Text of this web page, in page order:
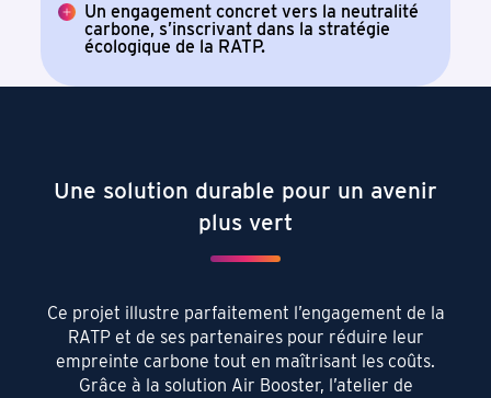
Un engagement concret vers la neutralité
carbone, s’inscrivant dans la stratégie
écologique de la RATP.
Une solution durable pour un avenir
plus vert
Ce projet illustre parfaitement l’engagement de la
RATP et de ses partenaires pour réduire leur
empreinte carbone tout en maîtrisant les coûts.
Grâce à la solution Air Booster, l’atelier de